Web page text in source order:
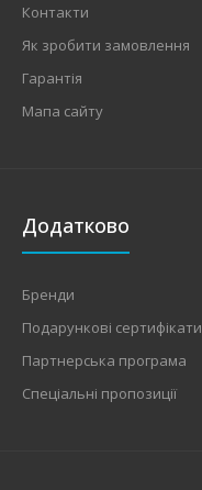
Контакти
Як зробити замовлення
Гарантія
Мапа сайту
Додатково
Бренди
Подарункові сертифікати
Партнерська програма
Спеціальні пропозиції